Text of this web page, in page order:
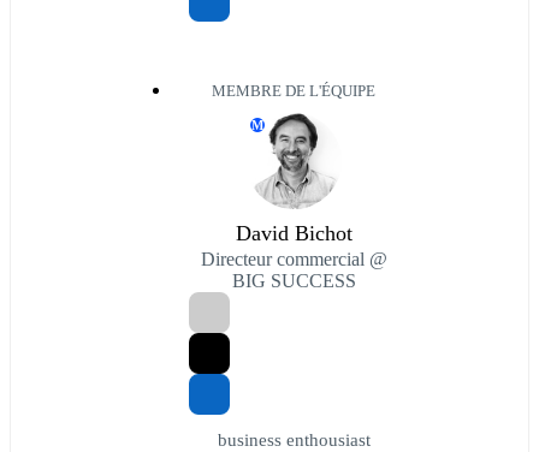
MEMBRE DE L'ÉQUIPE
M
David Bichot
Directeur commercial @
BIG SUCCESS
business enthousiast